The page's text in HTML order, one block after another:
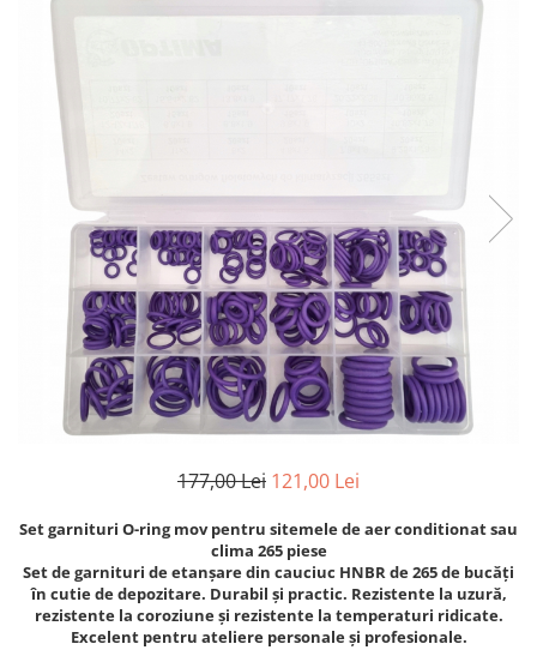
Clesti pentru sigurante
Clesti reglabili pentru tevi
Clesti service auto
Clesti universali
Clima/Aer conditionat
Cricuri cutie viteze
Dispozitive de sablat & accesorii
Dispozitive spalat piese
Dulapuri Bancuri Carucioare
Bancuri de lucru
Carucioare pentru marfa
Cutii pentru scule
Dulapuri echipate
Aparate taiere cu plasma
Autogen
Invertoare Sudura
Magneti fixare sudura
177,00 Lei 121,00 Lei
Set garnituri O-ring mov pentru sitemele de aer conditionat sau
clima 265 piese
Set de garnituri de etanșare din cauciuc HNBR de 265 de bucăți
în cutie de depozitare. Durabil și practic. Rezistente la uzură,
rezistente la coroziune și rezistente la temperaturi ridicate.
Excelent pentru ateliere personale și profesionale.